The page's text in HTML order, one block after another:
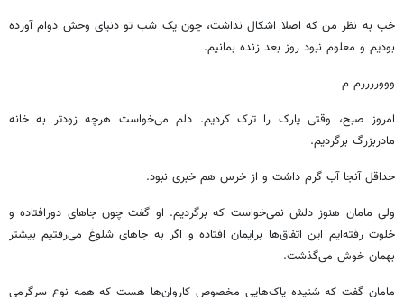
خب به نظر من که اصلا اشکال نداشت، چون یک شب تو دنیای وحش دوام آورده
بودیم و معلوم نبود روز بعد زنده بمانیم.
وووررررم م
امروز صبح، وقتی پارک را ترک کردیم. دلم می‌خواست هرچه زودتر به خانه
مادربزرگ برگردیم.
حداقل آنجا آب گرم داشت و از خرس هم خبری نبود.
ولی مامان هنوز دلش نمی‌خواست که برگردیم. او گفت چون جاهای دورافتاده و
خلوت رفته‌ایم این اتفاق‌ها برایمان افتاده و اگر به جاهای شلوغ می‌رفتیم بیشتر
بهمان خوش می‌گذشت.
مامان گفت که شنیده پاک‌هایی مخصوص کاروان‌ها هست که همه نوع سرگرمی